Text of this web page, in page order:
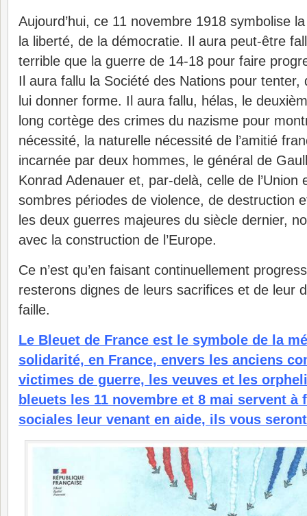
Aujourd’hui, ce 11 novembre 1918 symbolise
la liberté, de la démocratie. Il aura peut-être
terrible que la guerre de 14-18 pour faire
Il aura fallu la Société des Nations pour tenter,
lui donner forme. Il aura fallu, hélas, le
long cortège des crimes du nazisme pour
nécessité, la naturelle nécessité de l’amitié
incarnée par deux hommes, le général de
Konrad Adenauer et, par-delà, celle de l’Union
sombres périodes de violence, de destruction
les deux guerres majeures du siècle dernier,
avec la construction de l’Europe.
Ce n’est qu’en faisant continuellement
resterons dignes de leurs sacrifices et de leur
faille.
Le Bleuet de France est le symbole de la
solidarité, en France, envers les anciens
victimes de guerre, les veuves et les
bleuets les 11 novembre et 8 mai servent
sociales leur venant en aide, ils vous